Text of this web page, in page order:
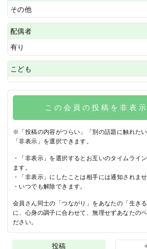
その他
配偶者
有り
こども
この会員の投稿を非表
※「投稿の内容がつらい」「別の話題に触れた
「非表示」を選択できます。
・「非表示」を選択するとお互いのタイムライ
ます。
・「非表示」にしたことは相手には通知されませ
・いつでも解除できます。
会員さん同士の「つながり」をあなたの「生き
に、心身の調子に合わせて、無理せずあなたの
ださい。
投稿